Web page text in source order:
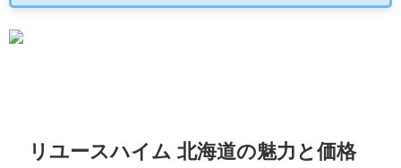
リユースハイム 北海道の魅力と価格